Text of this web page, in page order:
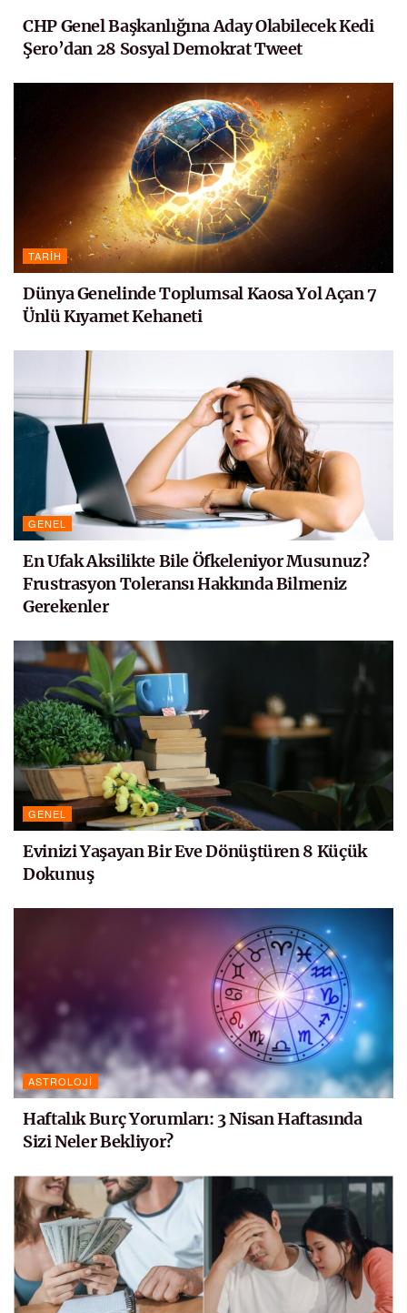
CHP Genel Başkanlığına Aday Olabilecek Kedi
Şero’dan 28 Sosyal Demokrat Tweet
TARIH
Dünya Genelinde Toplumsal Kaosa Yol Açan 7
Ünlü Kıyamet Kehaneti
GENEL
En Ufak Aksilikte Bile Öfkeleniyor Musunuz?
Frustrasyon Toleransı Hakkında Bilmeniz
Gerekenler
GENEL
Evinizi Yaşayan Bir Eve Dönüştüren 8 Küçük
Dokunuş
ASTROLOJI
Haftalık Burç Yorumları: 3 Nisan Haftasında
Sizi Neler Bekliyor?